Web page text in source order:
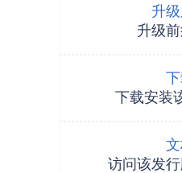
升
升级前
下载安装
访问该发行